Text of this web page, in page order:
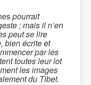
pourrait
; mais il n’en
peut se lire
bien écrite et
par les
toutes leur lot
les images
du Tibet.